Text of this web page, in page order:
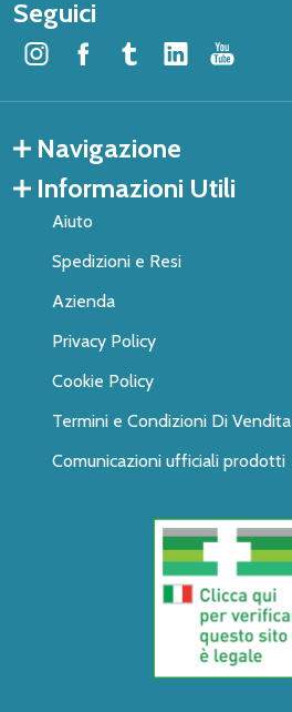
Seguici
Navigazione
Informazioni Utili
Aiuto
Spedizioni e Resi
Azienda
Privacy Policy
Cookie Policy
Termini e Condizioni Di Vendita
Comunicazioni ufficiali prodotti